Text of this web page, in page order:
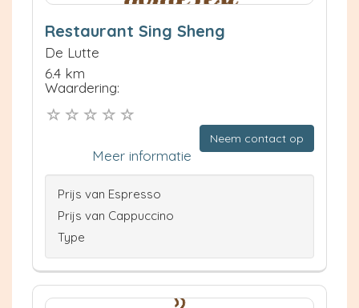
Restaurant Sing Sheng
De Lutte
6.4 km
Waardering:
Neem contact op
Meer informatie
Prijs van Espresso
Prijs van Cappuccino
Type